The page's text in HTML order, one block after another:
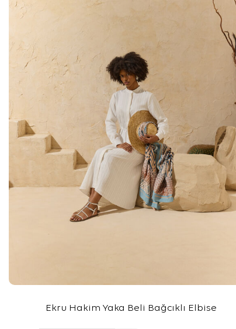
Ekru Hakim Yaka Beli Bağcıklı Elbise